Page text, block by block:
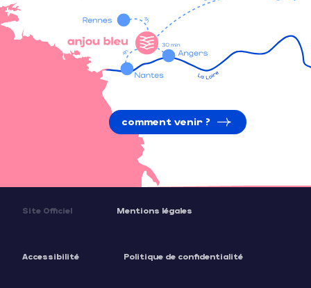
comment venir ?
Site Officiel Mentions légales
Accessibilité Politique de confidentialité